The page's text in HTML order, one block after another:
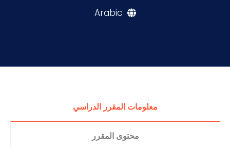
Arabic
معلومات المقرر الدراسي
محتوى المقرر